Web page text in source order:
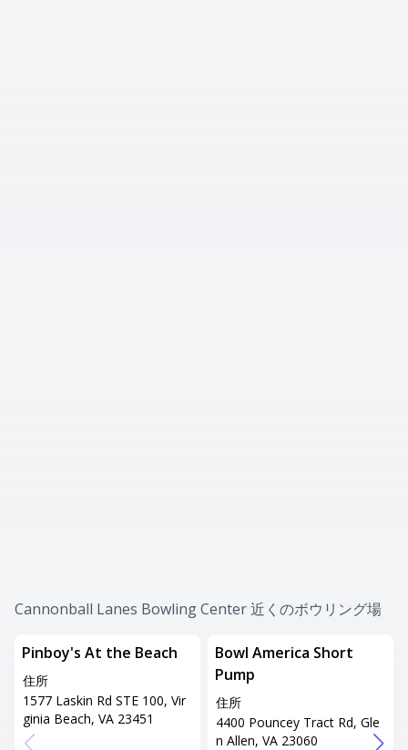
Cannonball Lanes Bowling Center 近くのボウリング場
Pinboy's At the Beach
住所
1577 Laskin Rd STE 100, Vir
ginia Beach, VA 23451
Bowl America Short
Pump
住所
4400 Pouncey Tract Rd, Gle
n Allen, VA 23060